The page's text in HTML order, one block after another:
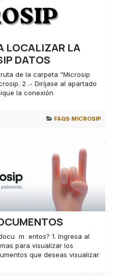
LOCALIZAR LA
DATOS
de la carpeta “Microsip
2 .- Diríjase al apartado
la conexión
FAQS MICROSIP
m ​ entos? 1. Ingresa al
para visualizar los
que deseas visualizar